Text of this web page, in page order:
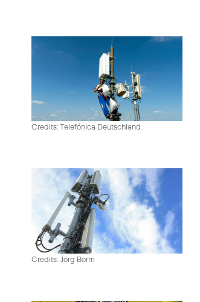
Credits: Telefónica Deutschland
Credits: Jörg Borm